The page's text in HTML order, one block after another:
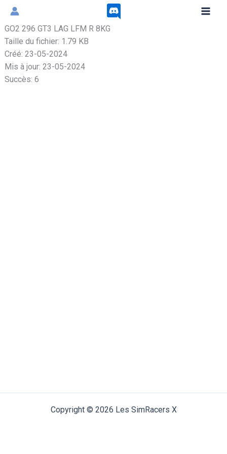
Aller
contenu
GO2 296 GT3 LAG LFM R 8KG
Taille du fichier: 1.79 KB
Créé: 23-05-2024
Mis à jour: 23-05-2024
Succès: 6
Copyright © 2026 Les SimRacers X